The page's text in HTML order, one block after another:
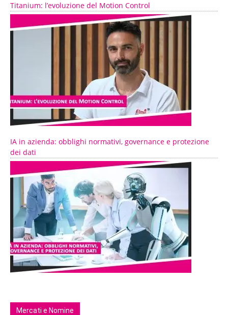
Titanium: l’evoluzione del Motion Control
IA in azienda: obblighi normativi, governance e protezione
dei dati
Mercati e Nomine